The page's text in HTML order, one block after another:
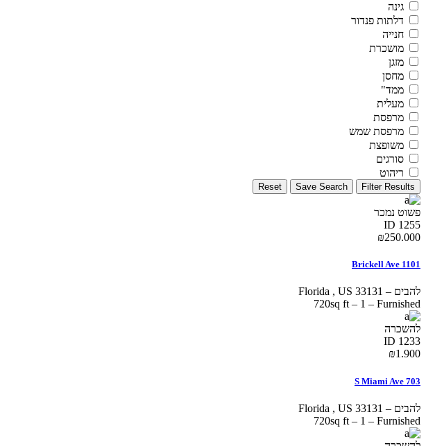
גינה
דלתות פנדור
חנייה
מושכרת
מזגן
מחסן
ממד"
מעלית
מרפסת
מרפסת שמש
משופצת
סורגים
ריהוט
Filter Results
Save Search
Reset
פשוט נמכר
ID 1255
₪250.000
1101 Brickell Ave
להבים –
Florida , US 33131
720sq ft – 1 – Furnished
להשכרה
ID 1233
₪1.900
703 S Miami Ave
להבים –
Florida , US 33131
720sq ft – 1 – Furnished